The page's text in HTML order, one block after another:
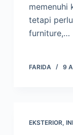
memenuhi
tetapi
furniture,…
FARIDA 9
EKSTERIOR,